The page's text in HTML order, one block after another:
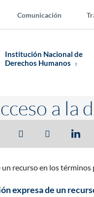
Comunicación
Institución Nacional de
Derechos Humanos
a la
un recurso en los
expresa de un